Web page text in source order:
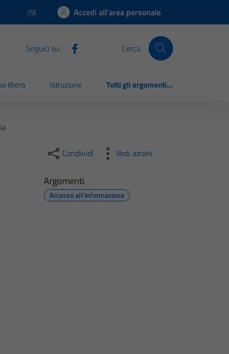
Lingua attiva:
ITA Accedi all'area personale
Seguici su: Cerca
libero Istruzione Tutti gli argomenti...
Condividi Vedi azioni
Argomenti
Accesso all'informazione